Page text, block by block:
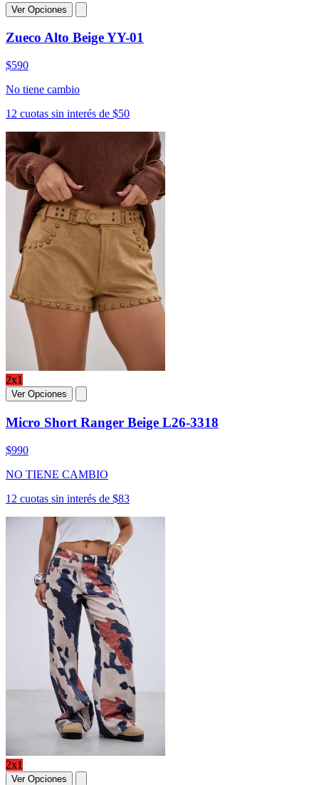
Ver Opciones
Zueco Alto Beige YY-01
$590
No tiene cambio
12 cuotas sin interés de $50
2x1
Ver Opciones
Micro Short Ranger Beige L26-3318
$990
NO TIENE CAMBIO
12 cuotas sin interés de $83
2x1
Ver Opciones